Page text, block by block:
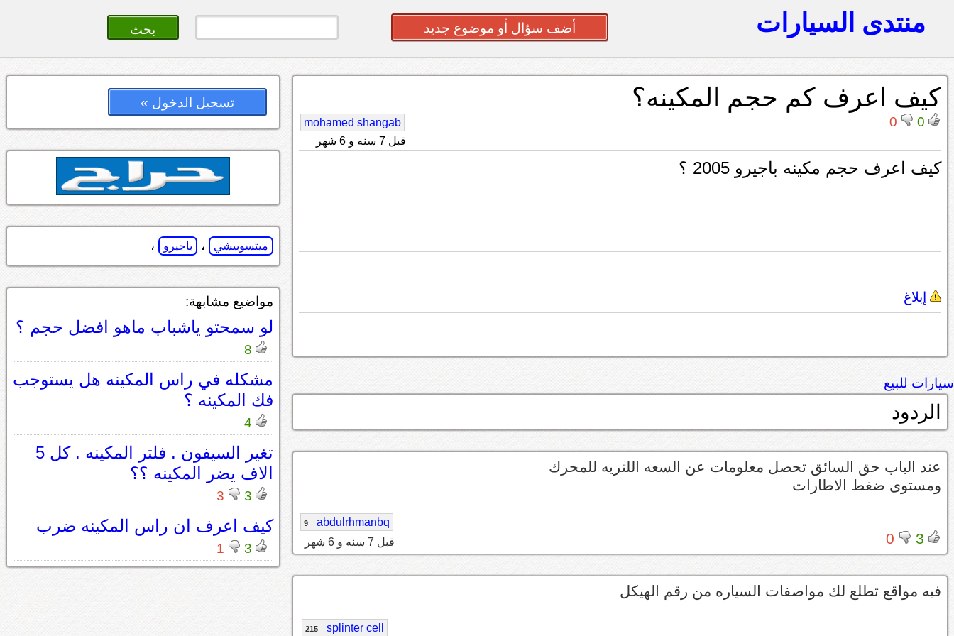
منتدى السيارات أضف سؤال أو موضوع جديد
كيف اعرف كم حجم المكينه؟
0
0
mohamed shangab
قبل 7 سنه و 6 شهر
كيف اعرف حجم مكينه باجيرو 2005 ؟
إبلاغ
سيارات للبيع
الردود
عند الباب حق السائق تحصل معلومات عن السعه اللتريه للمحرك
ومستوى ضغط الاطارات
3
0
abdulrhmanbq
9
قبل 7 سنه و 6 شهر
فيه مواقع تطلع لك مواصفات السياره من رقم الهيكل
splinter cell
215
تسجيل الدخول »
ميتسوبيشي ، باجيرو ،
مواضيع مشابهة:
لو سمحتو ياشباب ماهو افضل حجم ؟
8
مشكله في راس المكينه هل يستوجب
فك المكينه ؟
4
تغير السيفون . فلتر المكينه . كل 5
الاف يضر المكينه ؟؟
3
3
كيف اعرف ان راس المكينه ضرب
3
1